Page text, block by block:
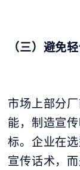
（三）避免
市场上部分
能，制造宣
标。企业在
宣传话术，